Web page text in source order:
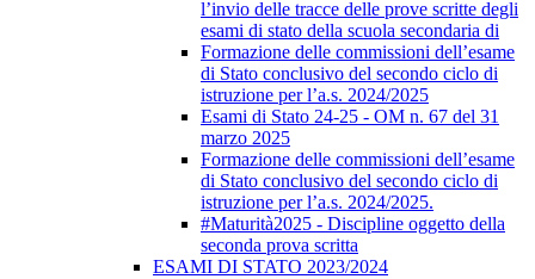
l’invio delle tracce delle prove scritte degli
esami di stato della scuola secondaria di
Formazione delle commissioni dell’esame
di Stato conclusivo del secondo ciclo di
istruzione per l’a.s. 2024/2025
Esami di Stato 24-25 - OM n. 67 del 31
marzo 2025
Formazione delle commissioni dell’esame
di Stato conclusivo del secondo ciclo di
istruzione per l’a.s. 2024/2025.
#Maturità2025 - Discipline oggetto della
seconda prova scritta
ESAMI DI STATO 2023/2024